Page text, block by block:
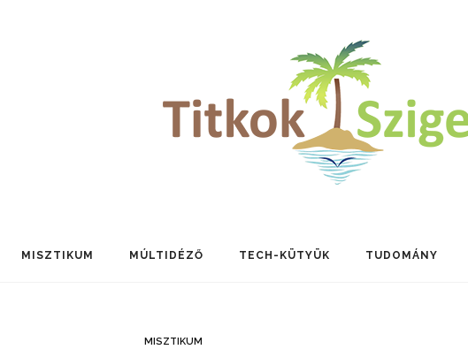
MISZTIKUM MÚLTIDÉZŐ TECH-KÜTYÜK TUDOMÁNY
MISZTIKUM